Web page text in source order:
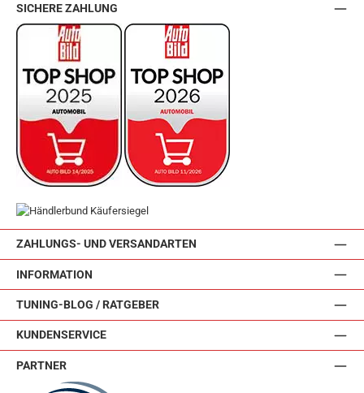
ZAHLUNGS- UND VERSANDARTEN
INFORMATION
TUNING-BLOG / RATGEBER
KUNDENSERVICE
SICHERE ZAHLUNG
PARTNER